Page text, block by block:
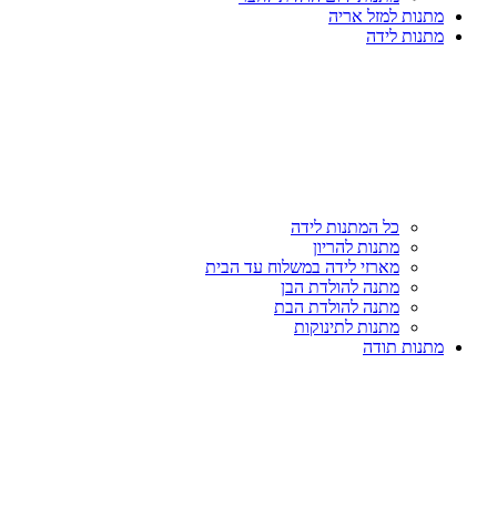
מתנות למזל אריה
מתנות לידה
כל המתנות לידה
מתנות להריון
מארזי לידה במשלוח עד הבית
מתנה להולדת הבן
מתנה להולדת הבת
מתנות לתינוקות
מתנות תודה